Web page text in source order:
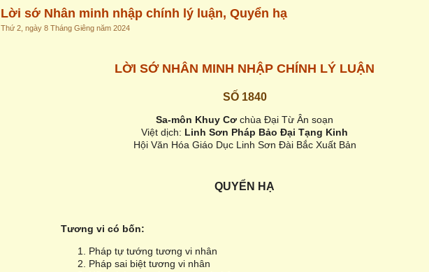
Lời sớ Nhân minh nhập chính lý luận, Quyển hạ
Thứ 2, ngày 8 Tháng Giêng năm 2024
LỜI SỚ NHÂN MINH NHẬP CHÍNH LÝ LUẬN
SỐ 1840
Sa-môn Khuy Cơ chùa Đại Từ Ân soạn
Việt dịch: Linh Sơn Pháp Bảo Đại Tạng Kinh
Hội Văn Hóa Giáo Dục Linh Sơn Đài Bắc Xuất Bản
QUYỂ N H Ạ
Tương vi có bốn:
Pháp tự tướng tương vi nhân
Pháp sai biệt tương vi nhân